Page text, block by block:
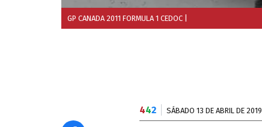
GP CANADA 2011 FORMULA 1 CEDOC
442 SÁBADO 13 DE ABRIL DE 2019